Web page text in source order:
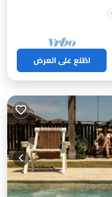
اطّلع على العرض